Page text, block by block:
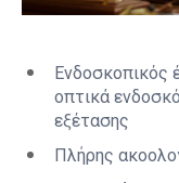
Ενδοσκοπικός
οπτικά
εξέτασης
Πλήρης